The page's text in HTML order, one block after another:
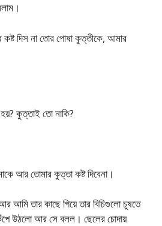
দিস না তোর পোষা কুত্তীকে, আমার
কুত্তাই তো নাকি?
আর তোমার কুত্তা কষ্ট দিবেনা।
আমি তার কাছে গিয়ে তার বিচিগুলো চুষতে
উঠলো আর সে বলল। ছেলের চোদায়